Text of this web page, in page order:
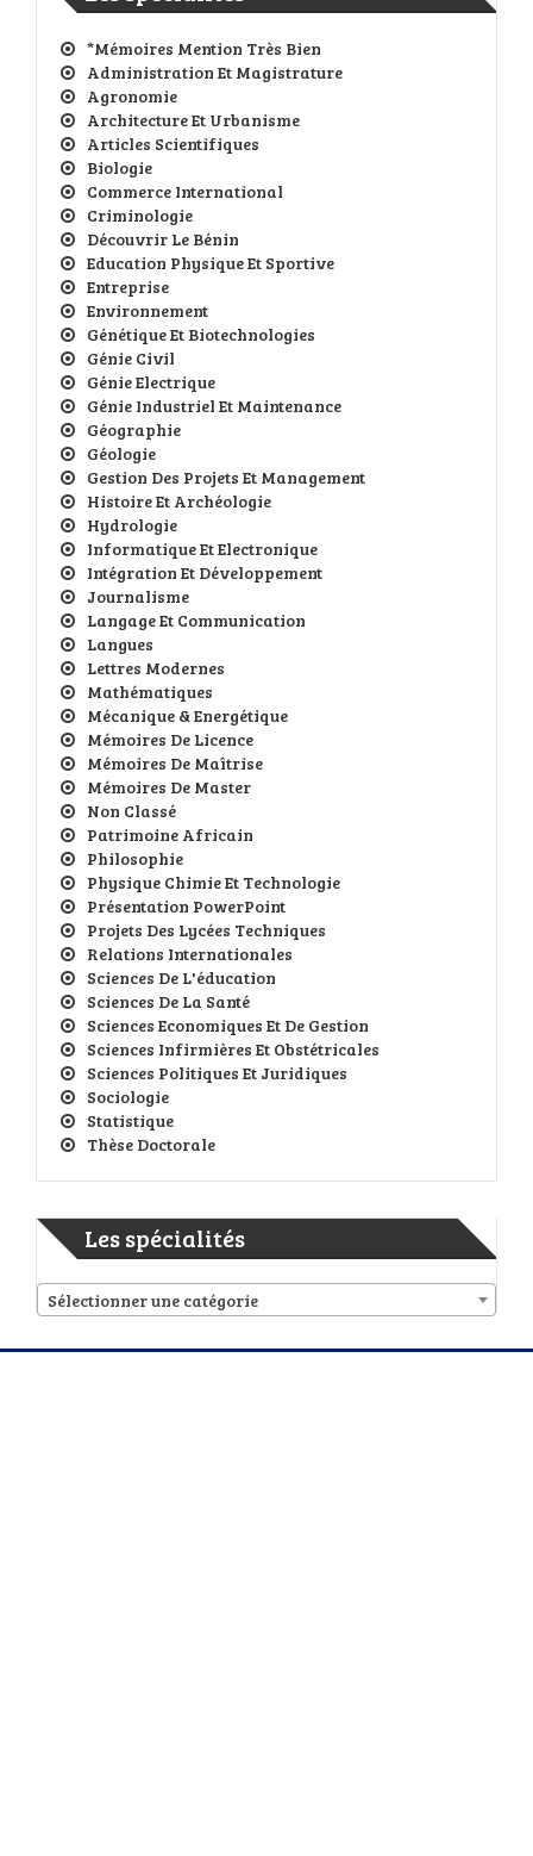
*Mémoires Mention Très Bien
Administration Et Magistrature
Agronomie
Architecture Et Urbanisme
Articles Scientifiques
Biologie
Commerce International
Criminologie
Découvrir Le Bénin
Education Physique Et Sportive
Entreprise
Environnement
Génétique Et Biotechnologies
Génie Civil
Génie Electrique
Génie Industriel Et Maintenance
Géographie
Géologie
Gestion Des Projets Et Management
Histoire Et Archéologie
Hydrologie
Informatique Et Electronique
Intégration Et Développement
Journalisme
Langage Et Communication
Langues
Lettres Modernes
Mathématiques
Mécanique & Energétique
Mémoires De Licence
Mémoires De Maîtrise
Mémoires De Master
Non Classé
Patrimoine Africain
Philosophie
Physique Chimie Et Technologie
Présentation PowerPoint
Projets Des Lycées Techniques
Relations Internationales
Sciences De L'éducation
Sciences De La Santé
Sciences Economiques Et De Gestion
Sciences Infirmières Et Obstétricales
Sciences Politiques Et Juridiques
Sociologie
Statistique
Thèse Doctorale
Les spécialités
Sélectionner une catégorie